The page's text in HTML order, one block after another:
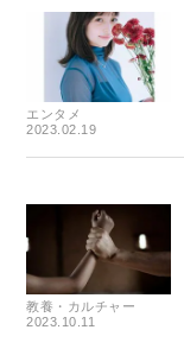
エンタメ
2023.02.19
教養・カルチャー
2023.10.11